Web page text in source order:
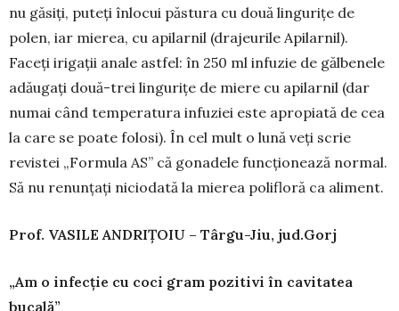
nu găsiți, puteți înlocui păstura cu două lingurițe de
polen, iar mierea, cu apilarnil (drajeurile Apilarnil).
Faceți irigații anale astfel: în 250 ml infuzie de gălbenele
adăugați două-trei lingurițe de miere cu apilarnil (dar
numai când tempe­ra­tura infuziei este apropiată de cea
la care se poate fo­losi). În cel mult o lună veți scrie
revistei „Formula AS” că gonadele funcționează normal.
Să nu renunțați niciodată la mierea polifloră ca aliment.
Prof. VASILE ANDRIȚOIU – Târgu-Jiu, jud.Gorj
„Am o infecţie cu coci gram pozitivi în cavitatea
bucală”